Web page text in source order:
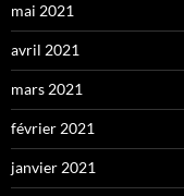
mai 2021
avril 2021
mars 2021
février 2021
janvier 2021